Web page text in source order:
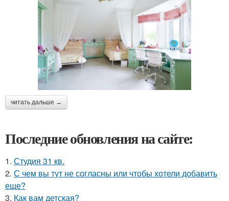
читать дальше →
Последние обновления на сайте:
1. Студия 31 кв.
2. С чем вы тут не согласны или чтобы хотели добавить
еще?
3. Как вам детская?